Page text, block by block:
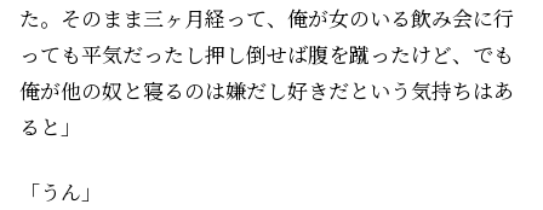
た。そのまま三ヶ月経って、俺が女のいる飲み会に行
っても平気だったし押し倒せば腹を蹴ったけど、でも
俺が他の奴と寝るのは嫌だし好きだという気持ちはあ
ると」
「うん」